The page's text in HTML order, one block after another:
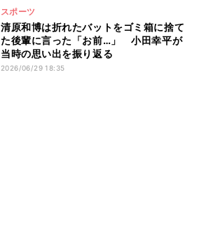
スポーツ
清原和博は折れたバットをゴミ箱に捨て
た後輩に言った「お前…」 小田幸平が
当時の思い出を振り返る
2026/06/29 18:35